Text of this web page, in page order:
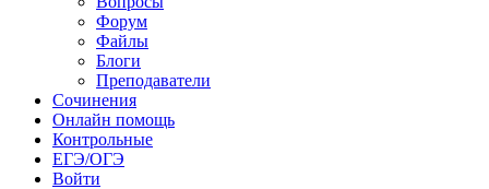
Форум
Файлы
Блоги
Преподаватели
Сочинения
Онлайн помощь
Контрольные
ЕГЭ/ОГЭ
Войти